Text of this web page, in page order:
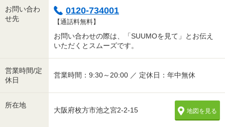
お問い合わ
せ先
0120-734001
【通話料無料】
お問い合わせの際は、「SUUMOを見て」とお伝え
いただくとスムーズです。
営業時間/定
休日
営業時間：9:30～20:00 ／ 定休日：年中無休
所在地
大阪府枚方市池之宮2-2-15 地図を見る